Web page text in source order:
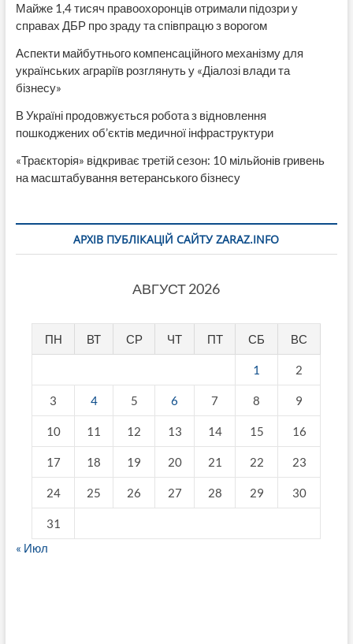
Майже 1,4 тисяч правоохоронців отримали підозри у
справах ДБР про зраду та співпрацю з ворогом
Аспекти майбутнього компенсаційного механізму для
українських аграріїв розглянуть у «Діалозі влади та
бізнесу»
В Україні продовжується робота з відновлення
пошкоджених об’єктів медичної інфраструктури
«Траєкторія» відкриває третій сезон: 10 мільйонів гривень
на масштабування ветеранського бізнесу
АРХІВ ПУБЛІКАЦІЙ САЙТУ ZARAZ.INFO
АВГУСТ 2026
ПН ВТ СР ЧТ ПТ СБ ВС
1 2
3 4 5 6 7 8 9
10 11 12 13 14 15 16
17 18 19 20 21 22 23
24 25 26 27 28 29 30
31
« Июл